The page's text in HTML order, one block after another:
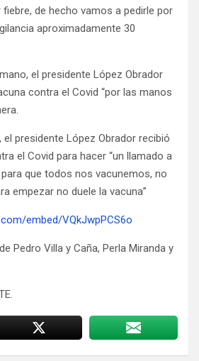
fiebre, de hecho vamos a pedirle por
aproximadamente 30
el presidente López Obrador
contra el Covid “por las manos
el presidente López Obrador recibió
el Covid para hacer “un llamado a
que todos nos vacunemos, no
empezar no duele la vacuna”
embed/VQkJwpPCS6o
Pedro Villa y Caña, Perla Miranda y